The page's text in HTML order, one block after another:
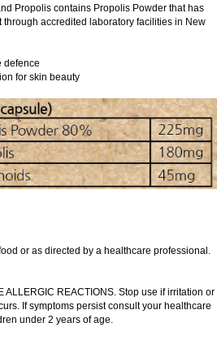
Propolis contains Propolis Powder that has
through accredited laboratory facilities in New
defence
for skin beauty
or as directed by a healthcare professional.
ALLERGIC REACTIONS. Stop use if irritation or
If symptoms persist consult your healthcare
under 2 years of age.